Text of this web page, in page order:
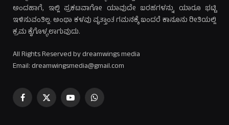
ಅಂದಹಾಗೆ, ಇಲ್ಲಿ ಪ್ರಕಟವಾಗೋ ಯಾವುದೇ ಬರಹಗಳನ್ನು ಯಾರೂ ಭಟ್ಟಿ
ಇಳಿಸುವಂತಿಲ್ಲ. ಅಂಥಾ ಕಳವು ವೃತ್ತಾಂತ ಗಮನಕ್ಕೆ ಬಂದರೆ ಕಾನೂನು ರೀತಿಯಲ್ಲಿ
ಕ್ರಮ ಕೈಗೊಳ್ಳಲಾಗುವುದು.
All Rights Reserved by dreamwings media
Email: dreamwingsmedia@gmail.com
Facebook
X
YouTubeWhatsApp